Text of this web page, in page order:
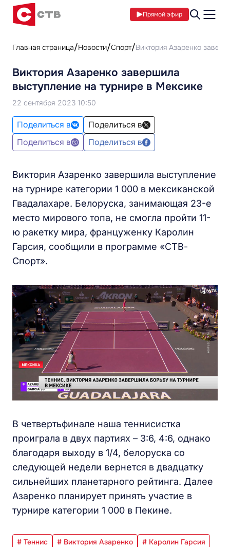
Прямой эфир
Главная страница Новости Спорт Виктория Азаренко
Виктория Азаренко завершила
выступление на турнире в Мексике
22 сентября 2023 10:50
Поделиться в
Поделиться в
Поделиться в
Поделиться в
Виктория Азаренко завершила выступление
на турнире категории 1 000 в мексиканской
Гвадалахаре. Белоруска, занимающая 23-е
место мирового топа, не смогла пройти 11-
ю ракетку мира, француженку Каролин
Гарсия, сообщили в программе «СТВ-
Спорт».
В четвертьфинале наша теннисистка
проиграла в двух партиях – 3:6, 4:6, однако
благодаря выходу в 1/4, белоруска со
следующей недели вернется в двадцатку
сильнейших планетарного рейтинга. Далее
Азаренко планирует принять участие в
турнире категории 1 000 в Пекине.
# Теннис # Виктория Азаренко
# Каролин Гарсия